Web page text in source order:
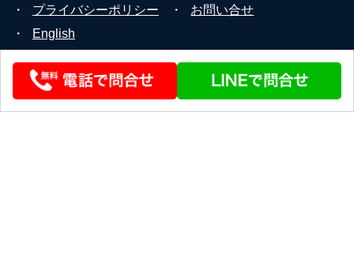
・
プライバシーポリシー ・
お問い合せ
・
English
© 2026 STEERLINK Co.,Ltd